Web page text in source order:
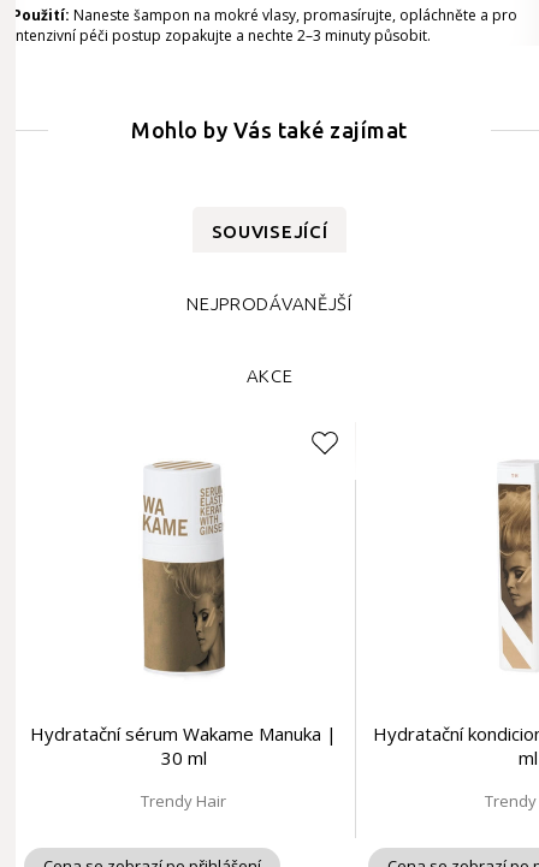
Použití: Naneste šampon na mokré vlasy, promasírujte, opláchněte a pro
intenzivní péči postup zopakujte a nechte 2–3 minuty působit.
Mohlo by Vás také zajímat
SOUVISEJÍCÍ
NEJPRODÁVANĚJŠÍ
AKCE
Hydratační sérum Wakame Manuka |
30 ml
Trendy Hair
Hydratační
ml